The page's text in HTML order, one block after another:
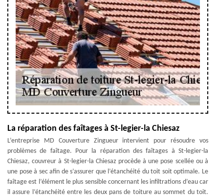
La réparation des faîtages à St-legier-la Chiesaz
L’entreprise MD Couverture Zingueur intervient pour résoudre vos
problèmes de faîtage. Pour la réparation des faîtages à St-legier-la
Chiesaz, couvreur à St-legier-la Chiesaz procède à une pose scellée ou à
une pose à sec afin de s’assurer que l’étanchéité du toit soit optimale. Le
faîtage est l’élément le plus sensible concernant les infiltrations d’eau car
il assure l’étanchéité entre les deux pans de toiture au sommet du toit.